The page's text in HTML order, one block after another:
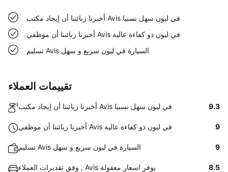
أخبرنا زبائننا أن إيجاد مكتب Avis في ليون سهل نسبيا
أخبرنا زبائننا أن موظفي Avis في ليون ذو كفاءة عالية
تسليم Avis السيارة في ليون سريع و سهل
تقييمات العملاء
أخبرنا زبائننا أن إيجاد مكتب Avis في ليون سهل نسبيا 9.3
أخبرنا زبائننا أن موظفي Avis في ليون ذو كفاءة عالية 9
تسليم Avis السيارة في ليون سريع و سهل 9
وفق تقديرات العملاء , Avis يوفر اسعار معقولة 8.5